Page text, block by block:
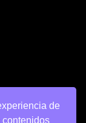
de
contenidos